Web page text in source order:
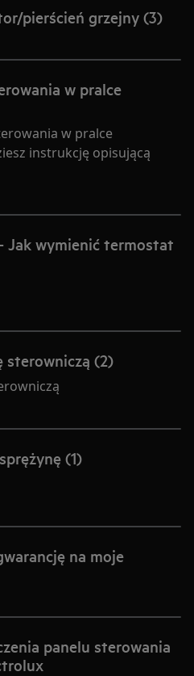
pierścień grzejny (3)
w pralce
w pralce
instrukcję opisującą
Jak wymienić termostat
sterowniczą (2)
(1)
na moje
panelu sterowania